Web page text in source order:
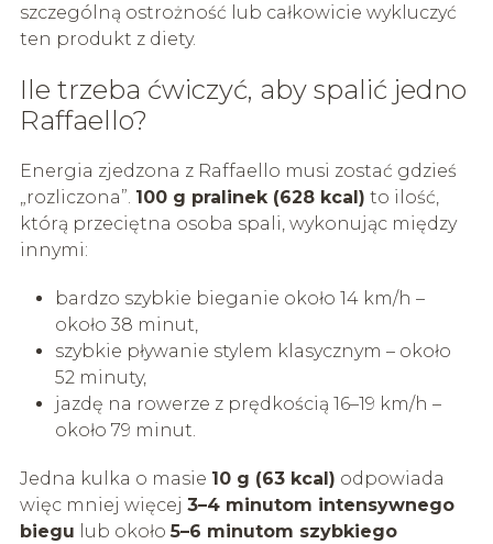
szczególną ostrożność lub całkowicie wykluczyć
ten produkt z diety.
Ile trzeba ćwiczyć, aby spalić jedno
Raffaello?
Energia zjedzona z Raffaello musi zostać gdzieś
„rozliczona”. 100 g pralinek (628 kcal) to ilość,
którą przeciętna osoba spali, wykonując między
innymi:
bardzo szybkie bieganie około 14 km/h –
około 38 minut,
szybkie pływanie stylem klasycznym – około
52 minuty,
jazdę na rowerze z prędkością 16–19 km/h –
około 79 minut.
Jedna kulka o masie 10 g (63 kcal) odpowiada
więc mniej więcej 3–4 minutom intensywnego
biegu lub około5–6 minutom szybkiego